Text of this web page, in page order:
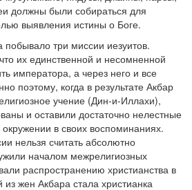
должны были собираться для
выявления истины о Боге.
побывало три миссии иезуитов.
их единственной и несомненной
императора, а через него и все
поэтому, когда в результате Акбар
учение (Дин-и-Иллахи),
и оставили достаточно нелестные
в своих воспоминаниях.
нельзя считать абсолютно
началом межрелигиозных
распространению христианства в
жен Акбара стала христианка